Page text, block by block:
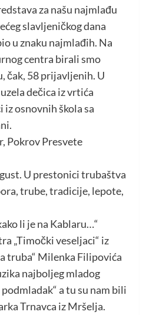
za našu najmlađu
slavljeničkog dana
u znaku najmlađih. Na
centra birali smo
čak, 58 prijavljenih. U
dečica iz vrtića
iz osnovnih škola sa
Pokrov Presvete
U prestonici trubaštva
trube, tradicije, lepote,
li je na Kablaru…“
„Timočki veseljaci“ iz
truba“ Milenka Filipovića
najboljeg mladog
a tu su nam bili
Trnavca iz Mršelja.